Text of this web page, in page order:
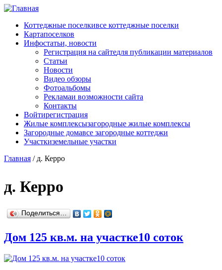
Перейти к основному содержанию
Коттеджные поселкивсе коттеджные поселки
Картапоселков
Инфостатьи, новости
Регистрация на сайтедля публикации материалов
Статьи
Новости
Видео обзоры
Фотоальбомы
Рекламаи возможности сайта
Контакты
Войтирегистрация
Жилые комплексызагородные жилые комплексы
Загородные домавсе загородные коттеджи
Участкиземельные участки
Главная /д. Керро
д. Керро
Поделиться…
Дом 125 кв.м. на участке10 соток